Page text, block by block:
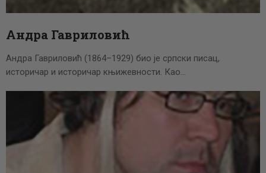
Андра Гавриловић
Андра Гавриловић (1864–1929) био је српски писац,
историчар и историчар књижевности. Као…